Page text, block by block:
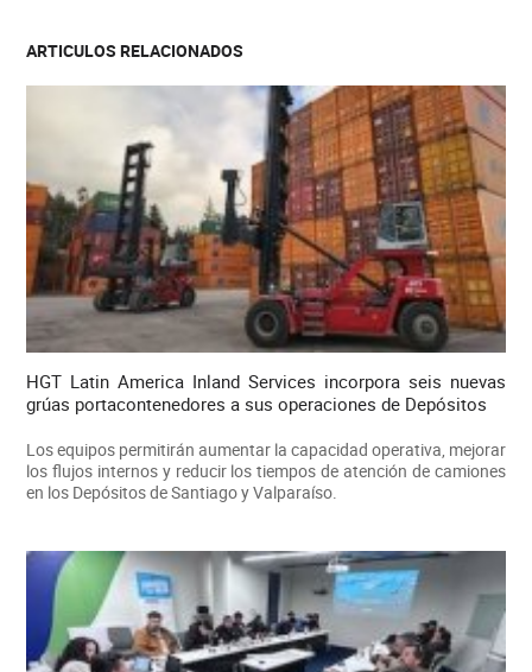
ARTICULOS RELACIONADOS
HGT Latin America Inland Services incorpora seis nuevas
grúas portacontenedores a sus operaciones de Depósitos
Los equipos permitirán aumentar la capacidad operativa, mejorar
los flujos internos y reducir los tiempos de atención de camiones
en los Depósitos de Santiago y Valparaíso.